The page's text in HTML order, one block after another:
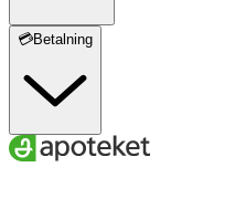
💳Betalning